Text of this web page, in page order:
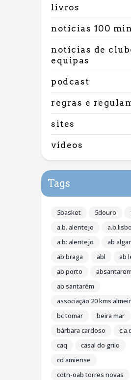
livros
notícias 100
notícias de
equipas
podcast
regras e
sites
vídeos
Tags
5basket 5douro
a.b. alentejo
a:b: alentejo
ab
ab braga
abl
ab
ab porto
absantarem
ab santarém
associação 20 kms
bc tomar
beira mar
bárbara cardoso
caq
casal do grilo
cd amiense
cdtn-oab torres novas